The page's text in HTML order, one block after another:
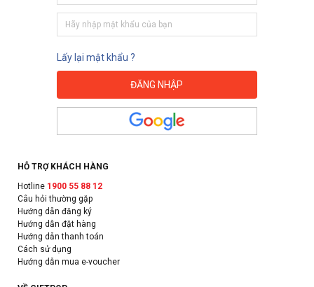
Lấy lại mật khẩu ?
HỖ TRỢ KHÁCH HÀNG
Hotline 1900 55 88 12
Câu hỏi thường gặp
Hướng dẫn đăng ký
Hướng dẫn đặt hàng
Hướng dẫn thanh toán
Cách sử dụng
Hướng dẫn mua e-voucher